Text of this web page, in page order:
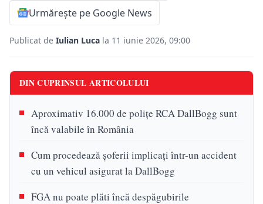
Urmărește pe Google News
Publicat de Iulian Luca la 11 iunie 2026, 09:00
DIN CUPRINSUL ARTICOLULUI
Aproximativ 16.000 de polițe RCA DallBogg sunt
încă valabile în România
Cum procedează șoferii implicați într-un accident
cu un vehicul asigurat la DallBogg
FGA nu poate plăti încă despăgubirile